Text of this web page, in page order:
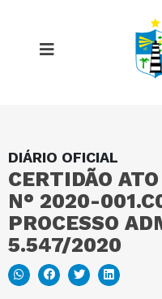
DIÁRIO OFICIAL
CERTIDÃO
N° 2020-
PROCESSO
5.547/2020
MAPA DO SITE
PORTAL DA
E-SIC